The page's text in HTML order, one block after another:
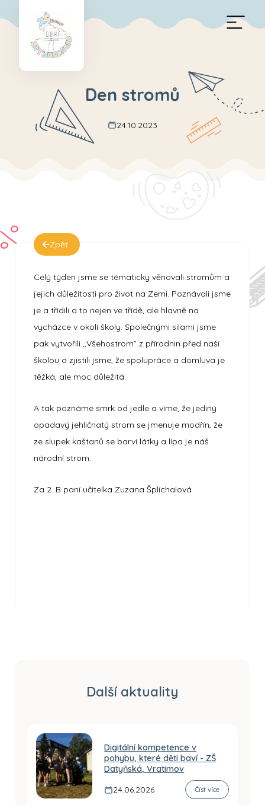
Den stromů
24.10.2023
Zpět
Celý týden jsme se tématicky věnovali stromům a
jejich důležitosti pro život na Zemi. Poznávali jsme
je a třídili a to nejen ve třídě, ale hlavně na
vycházce v okolí školy. Společnými silami jsme
pak vytvořili ,,Všehostrom” z přírodnin před naší
školou a zjistili jsme, že spolupráce a domluva je
těžká, ale moc důležitá.
A tak poznáme smrk od jedle a víme, že jediný
opadavý jehličnatý strom se jmenuje modřín, že
ze slupek kaštanů se barví látky a lípa je náš
národní strom.
Za 2. B paní učitelka Zuzana Šplíchalová
Další aktuality
Digitální kompetence v
pohybu, které děti baví - ZŠ
Datyňská, Vratimov
24.06.2026
Číst více